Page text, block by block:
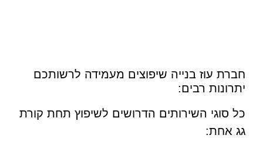
חברת עוז בנייה שיפוצים מעמידה לרשותכם
יתרונות רבים:
כל סוגי השירותים הדרושים לשיפוץ תחת קורת
גג אחת: